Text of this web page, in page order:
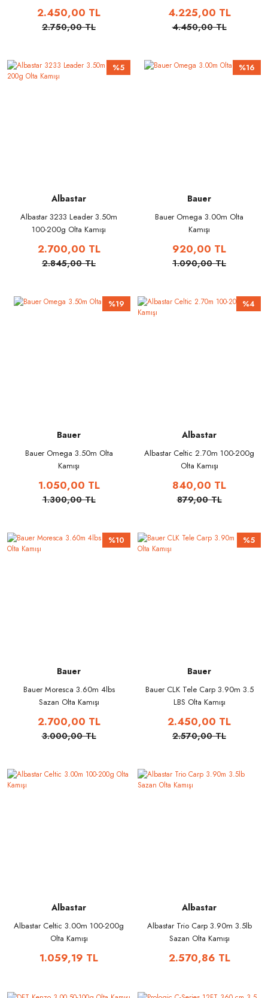
2.450,00 TL
2.750,00 TL
4.225,00 TL
4.450,00 TL
%5
Albastar
Albastar 3233 Leader 3.50m
100-200g Olta Kamışı
2.700,00 TL
2.845,00 TL
%16
Bauer
Bauer Omega 3.00m Olta
Kamışı
920,00 TL
1.090,00 TL
%19
Bauer
Bauer Omega 3.50m Olta
Kamışı
1.050,00 TL
1.300,00 TL
%4
Albastar
Albastar Celtic 2.70m 100-200g
Olta Kamışı
840,00 TL
879,00 TL
%10
Bauer
Bauer Moresca 3.60m 4lbs
Sazan Olta Kamışı
2.700,00 TL
3.000,00 TL
%5
Bauer
Bauer CLK Tele Carp 3.90m 3.5
LBS Olta Kamışı
2.450,00 TL
2.570,00 TL
Albastar
Albastar Celtic 3.00m 100-200g
Olta Kamışı
1.059,19 TL
Albastar
Albastar Trio Carp 3.90m 3.5lb
Sazan Olta Kamışı
2.570,86 TL